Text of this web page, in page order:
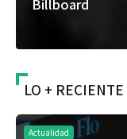
Billboard
LO + RECIENTE
Actualidad